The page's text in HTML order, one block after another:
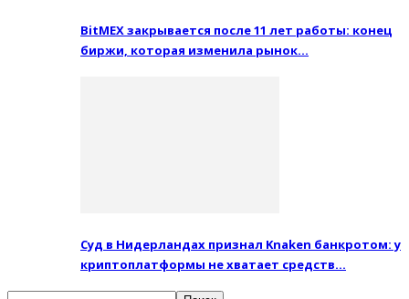
BitMEX закрывается после 11 лет работы: конец
биржи, которая изменила рынок…
Суд в Нидерландах признал Knaken банкротом: у
криптоплатформы не хватает средств…